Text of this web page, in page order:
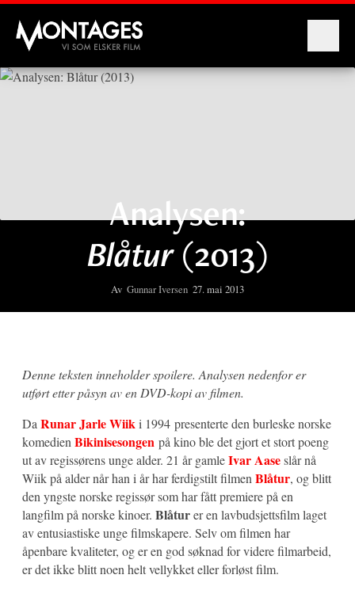
Montages
Analysen:
Blåtur(2013)
Av Gunnar Iversen 27. mai 2013
Denne teksten inneholder spoilere. Analysen nedenfor er
utført etter påsyn av en DVD-kopi av filmen.
Da Runar Jarle Wiiki 1994 presenterte den burleske norske
komedien Bikinisesongen på kino ble det gjort et stort poeng
ut av regissørens unge alder. 21 år gamleIvar Aaseslår nå
Wiik på alder når han i år har ferdigstilt filmen Blåtur, og blitt
den yngste norske regissør som har fått premiere på en
langfilm på norske kinoer. Blåturer en lavbudsjettsfilm laget
av entusiastiske unge filmskapere. Selv om filmen har
åpenbare kvaliteter, og er en god søknad for videre filmarbeid,
er det ikke blitt noen helt vellykket eller forløst film.